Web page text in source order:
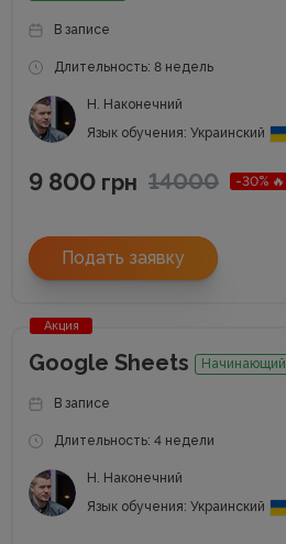
В записе
Длительность: 8 недель
Н. Наконечний
Язык обучения: Украинский
9 800 грн 14000 -30% 🔥
Подать заявку
Акция
Google Sheets Начинающий
В записе
Длительность: 4 недели
Н. Наконечний
Язык обучения: Украинский